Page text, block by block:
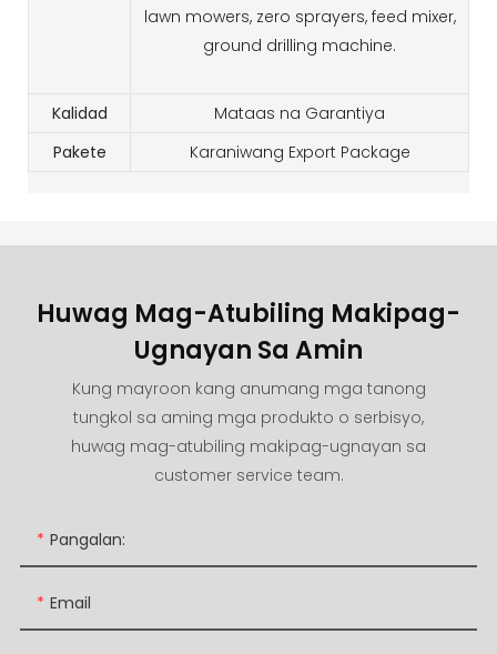
lawn mowers, zero sprayers, feed mixer,
ground drilling machine.
Kalidad
Mataas na Garantiya
Pakete
Karaniwang Export Package
Huwag Mag-Atubiling Makipag-
Ugnayan Sa Amin
Kung mayroon kang anumang mga tanong
tungkol sa aming mga produkto o serbisyo,
huwag mag-atubiling makipag-ugnayan sa
customer service team.
Pangalan:
Email